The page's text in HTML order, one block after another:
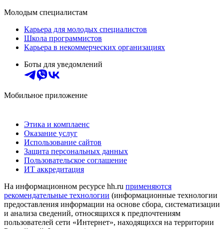
Молодым специалистам
Карьера для молодых специалистов
Школа программистов
Карьера в некоммерческих организациях
Боты для уведомлений
Мобильное приложение
Этика и комплаенс
Оказание услуг
Использование сайтов
Защита персональных данных
Пользовательское соглашение
ИТ аккредитация
На информационном ресурсе hh.ru применяются
рекомендательные технологии (информационные технологии
предоставления информации на основе сбора, систематизации
и анализа сведений, относящихся к предпочтениям
пользователей сети «Интернет», находящихся на территории